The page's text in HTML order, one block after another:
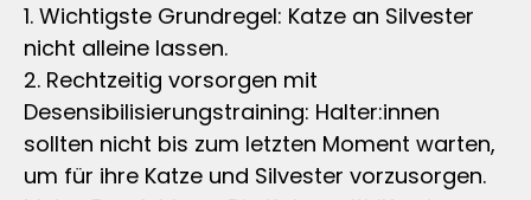
1. Wichtigste Grundregel: Katze an Silvester
nicht alleine lassen.
2. Rechtzeitig vorsorgen mit
Desensibilisierungstraining: Halter:innen
sollten nicht bis zum letzten Moment warten,
um für ihre Katze und Silvester vorzusorgen.